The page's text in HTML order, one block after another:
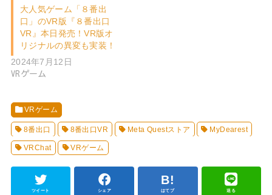
大人気ゲーム「８番出
口」のVR版『８番出口
VR』本日発売！VR版オ
リジナルの異変も実装！
2024年7月12日
VRゲーム
VRゲーム
8番出口 8番出口VR Meta Questストア MyDearest
VRChat VRゲーム
ツイート シェア はてブ 送る